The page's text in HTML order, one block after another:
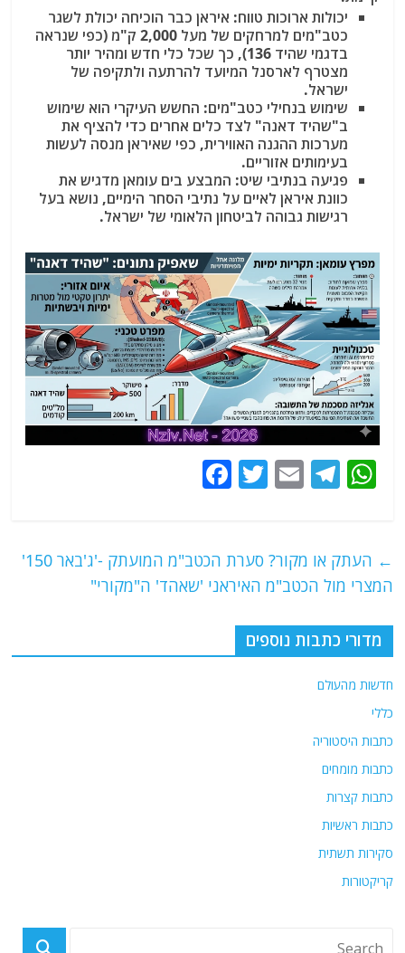
יכולות ארוכות טווח: איראן כבר הוכיחה יכולת לשגר
כטב"מים למרחקים של מעל 2,000 ק"מ (כפי שנראה
בדגמי שהיד 136), כך שכל כלי חדש ומהיר יותר
מצטרף לארסנל המיועד להרתעה ולתקיפה של
ישראל.
שימוש בנחילי כטב"מים: החשש העיקרי הוא שימוש
ב"שהיד דאנה" לצד כלים אחרים כדי להציף את
מערכות ההגנה האווירית, כפי שאיראן מנסה לעשות
בעימותים אזוריים.
פגיעה בנתיבי שיט: המבצע בים עומאן מדגיש את
כוונת איראן לאיים על נתיבי הסחר הימיים, נושא בעל
רגישות גבוהה לביטחון הלאומי של ישראל.
W
s
A
p
p
T
g
ra
m
E
l
T
er
e
b
o
←
העתק או מקור? סערת הכטב"מ המועתק -'ג'באר 150'
המצרי מול הכטב"מ האיראני 'שאהד' ה"מקורי"
מדורי כתבות נוספים
חדשות מהעולם
כללי
כתבות היסטוריה
כתבות מומחים
כתבות קצרות
כתבות ראשיות
סקירות תשתית
קריקטורות